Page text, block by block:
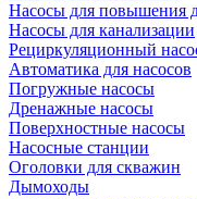
Насосы для повышения
Насосы для канализации
Рециркуляционный
Автоматика для насосов
Погружные насосы
Дренажные насосы
Поверхностные насосы
Насосные станции
Оголовки для скважин
Дымоходы